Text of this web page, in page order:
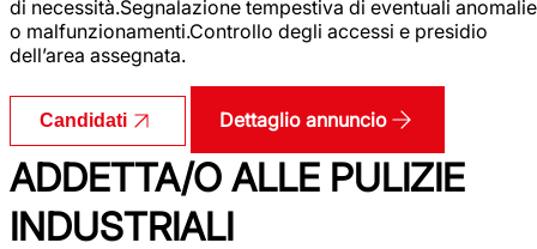
di necessità.Segnalazione tempestiva di eventuali anomalie
o malfunzionamenti.Controllo degli accessi e presidio
dell’area assegnata.
Candidati Dettaglio annuncio
ADDETTA/O ALLE PULIZIE
INDUSTRIALI